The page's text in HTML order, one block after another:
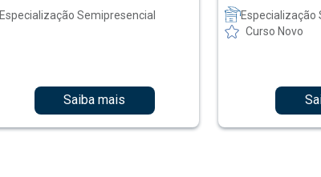
Especialização Semipresencial
Saiba mais
Especialização
Curso Novo